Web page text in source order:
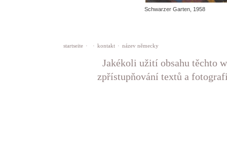
Schwarzer Garten, 1958
startseite · · kontakt · název německy
Jakékoli užití obsahu těchto
zpřístupňování textů a